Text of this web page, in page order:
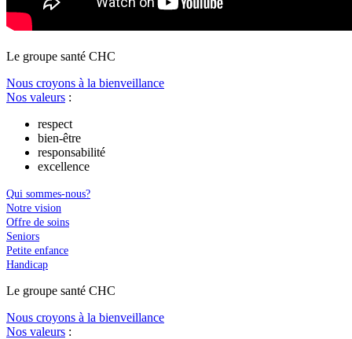
Le groupe santé CHC
Nous croyons à la bienveillance
Nos valeurs :
respect
bien-être
responsabilité
excellence
Qui sommes-nous?
Notre vision
Offre de soins
Seniors
Petite enfance
Handicap
Le groupe santé CHC
Nous croyons à la bienveillance
Nos valeurs :